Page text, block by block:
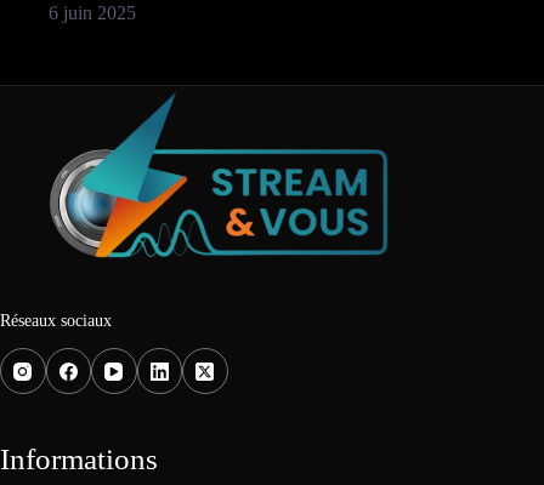
6 juin 2025
Réseaux sociaux
Informations